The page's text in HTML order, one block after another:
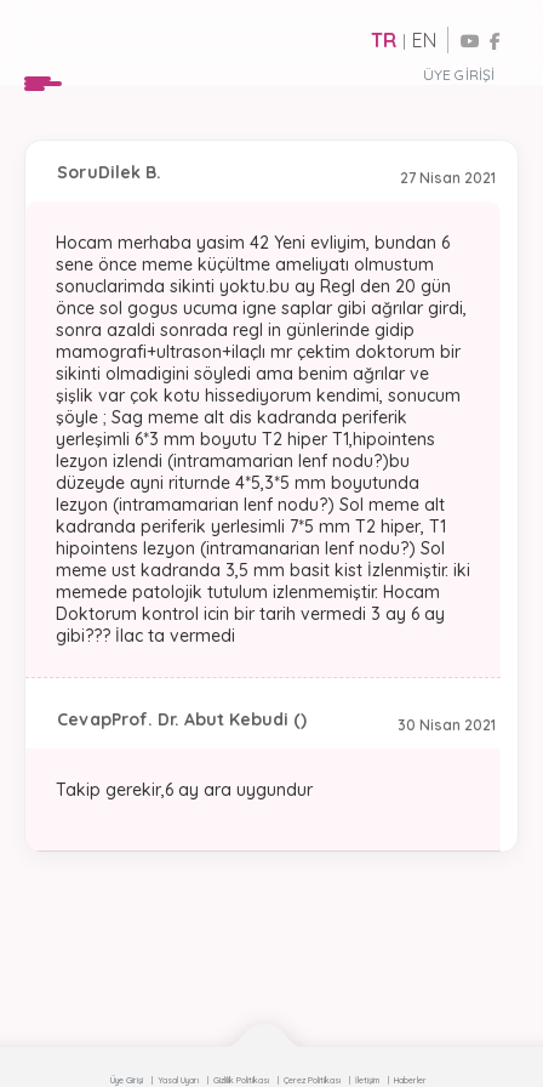
ÜYE GIRIŞI
TR | EN
27 Nisan 2021
SoruDilek B.
Hocam merhaba yasim 42 Yeni evliyim, bundan 6
sene önce meme küçültme ameliyatı olmustum
sonuclarimda sikinti yoktu.bu ay Regl den 20 gün
önce sol gogus ucuma igne saplar gibi ağrılar girdi,
sonra azaldi sonrada regl in günlerinde gidip
mamografi+ultrason+ilaçlı mr çektim doktorum bir
sikinti olmadigini söyledi ama benim ağrılar ve
şişlik var çok kotu hissediyorum kendimi, sonucum
şöyle ; Sag meme alt dis kadranda periferik
yerleşimli 6*3 mm boyutu T2 hiper T1,hipointens
lezyon izlendi (intramamarian lenf nodu?)bu
düzeyde ayni riturnde 4*5,3*5 mm boyutunda
lezyon (intramamarian lenf nodu?) Sol meme alt
kadranda periferik yerlesimli 7*5 mm T2 hiper, T1
hipointens lezyon (intramanarian lenf nodu?) Sol
meme ust kadranda 3,5 mm basit kist İzlenmiştir. iki
memede patolojik tutulum izlenmemiştir. Hocam
Doktorum kontrol icin bir tarih vermedi 3 ay 6 ay
gibi??? İlac ta vermedi
30 Nisan 2021
CevapProf. Dr. Abut Kebudi ()
Takip gerekir,6 ay ara uygundur
Üye Girişi Yasal Uyarı Gizlilik Politikası Çerez Politikası İletişim Haberler